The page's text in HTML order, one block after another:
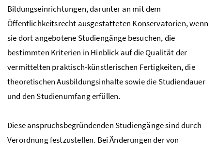
Bildungseinrichtungen, darunter an mit dem
Öffentlichkeitsrecht ausgestatteten Konservatorien, wenn
sie dort angebotene Studiengänge besuchen, die
bestimmten Kriterien in Hinblick auf die Qualität der
vermittelten praktisch-künstlerischen Fertigkeiten, die
theoretischen Ausbildungsinhalte sowie die Studiendauer
und den Studienumfang erfüllen.
Diese anspruchsbegründenden Studiengänge sind durch
Verordnung festzustellen. Bei Änderungen der von